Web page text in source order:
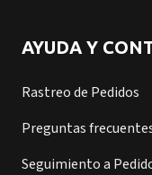
AYUDA Y
Rastreo de Pedidos
Preguntas
Seguimiento a